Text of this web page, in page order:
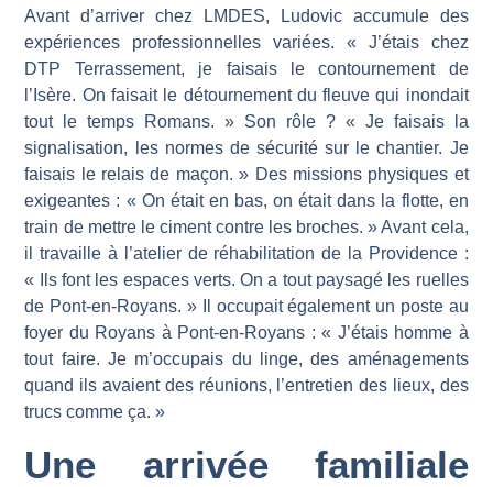
Avant d’arriver chez LMDES, Ludovic accumule des
expériences professionnelles variées. « J’étais chez
DTP Terrassement, je faisais le contournement de
l’Isère. On faisait le détournement du fleuve qui inondait
tout le temps Romans. » Son rôle ? « Je faisais la
signalisation, les normes de sécurité sur le chantier. Je
faisais le relais de maçon. » Des missions physiques et
exigeantes : « On était en bas, on était dans la flotte, en
train de mettre le ciment contre les broches. » Avant cela,
il travaille à l’atelier de réhabilitation de la Providence :
« Ils font les espaces verts. On a tout paysagé les ruelles
de Pont-en-Royans. » Il occupait également un poste au
foyer du Royans à Pont-en-Royans : « J’étais homme à
tout faire. Je m’occupais du linge, des aménagements
quand ils avaient des réunions, l’entretien des lieux, des
trucs comme ça. »
Une arrivée familiale